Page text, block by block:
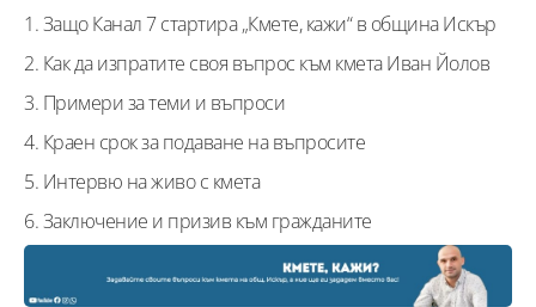
Защо Канал 7 стартира „Кмете, кажи“ в община Искър
Как да изпратите своя въпрос към кмета Иван Йолов
Примери за теми и въпроси
Краен срок за подаване на въпросите
Интервю на живо с кмета
Заключение и призив към гражданите